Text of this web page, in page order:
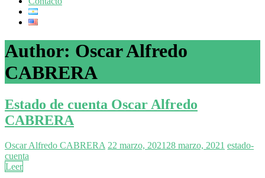
Author: Oscar Alfredo
CABRERA
Estado de cuenta Oscar Alfredo
CABRERA
Oscar Alfredo CABRERA 22 marzo, 2021 28 marzo, 2021 estado-
cuenta
Leer